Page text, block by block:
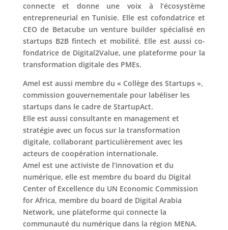
connecte et donne une voix à l’écosystème
entrepreneurial en Tunisie. Elle est cofondatrice et
CEO de Betacube un venture builder spécialisé en
startups B2B fintech et mobilité. Elle est aussi co-
fondatrice de Digital2Value, une plateforme pour la
transformation digitale des PMEs.
Amel est aussi membre du « Collège des Startups »,
commission gouvernementale pour labéliser les
startups dans le cadre de StartupAct.
Elle est aussi consultante en management et
stratégie avec un focus sur la transformation
digitale, collaborant particulièrement avec les
acteurs de coopération internationale.
Amel est une activiste de l’innovation et du
numérique, elle est membre du board du Digital
Center of Excellence du UN Economic Commission
for Africa, membre du board de Digital Arabia
Network, une plateforme qui connecte la
communauté du numérique dans la région MENA.